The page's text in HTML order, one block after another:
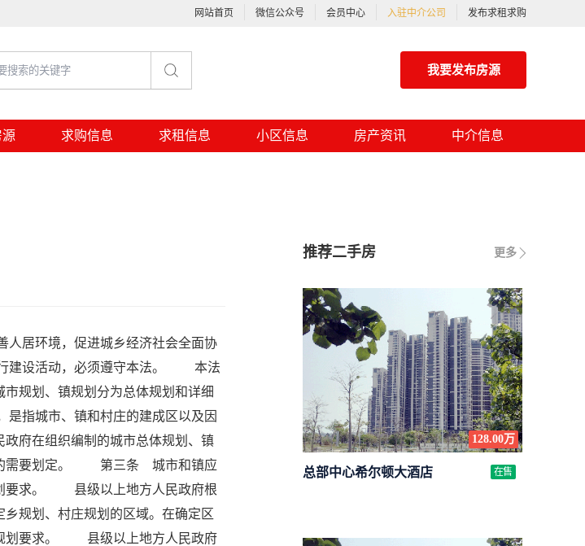
网站首页 微信公众号 会员中心 入驻中介公司 发布求租求购
我要发布房源
求购信息 求租信息 小区信息 房产资讯 中介信息
环境，促进城乡经济社会全面协
建设活动，必须遵守本法。 本法
规划、镇规划分为总体规划和详细
指城市、镇和村庄的建成区以及因
府在组织编制的城市总体规划、镇
的需要划定。 第三条 城市和镇应
划要求。 县级以上地方人民政府根
规划、村庄规划的区域。在确定区
规划要求。 县级以上地方人民政府
更多
推荐二手房
128.00万
总部中心希尔顿大酒店 在售